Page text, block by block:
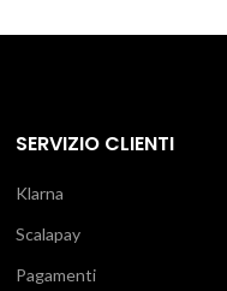
SERVIZIO CLIENTI
Klarna
Scalapay
Pagamenti